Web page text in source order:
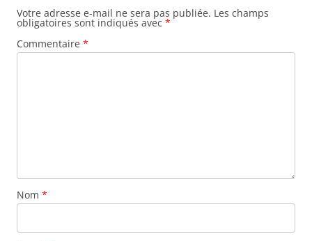
Votre adresse e-mail ne sera pas publiée. Les champs
obligatoires sont indiqués avec *
Commentaire *
Nom *